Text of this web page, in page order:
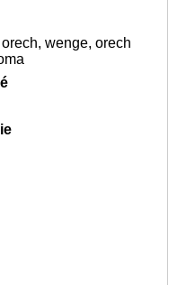
wenge, orech